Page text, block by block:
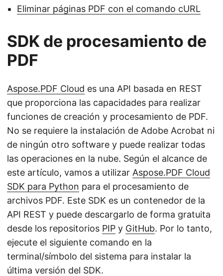
Eliminar páginas PDF con el comando cURL
SDK de procesamiento de
PDF
Aspose.PDF Cloud es una API basada en REST
que proporciona las capacidades para realizar
funciones de creación y procesamiento de PDF.
No se requiere la instalación de Adobe Acrobat ni
de ningún otro software y puede realizar todas
las operaciones en la nube. Según el alcance de
este artículo, vamos a utilizar Aspose.PDF Cloud
SDK para Python para el procesamiento de
archivos PDF. Este SDK es un contenedor de la
API REST y puede descargarlo de forma gratuita
desde los repositorios PIP y GitHub. Por lo tanto,
ejecute el siguiente comando en la
terminal/símbolo del sistema para instalar la
última versión del SDK.